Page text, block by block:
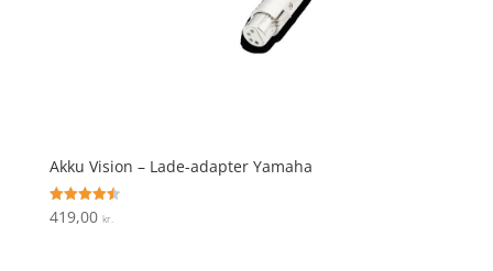
Akku Vision – Lade-adapter Yamaha
Vurderet
4.5
419,00 kr.